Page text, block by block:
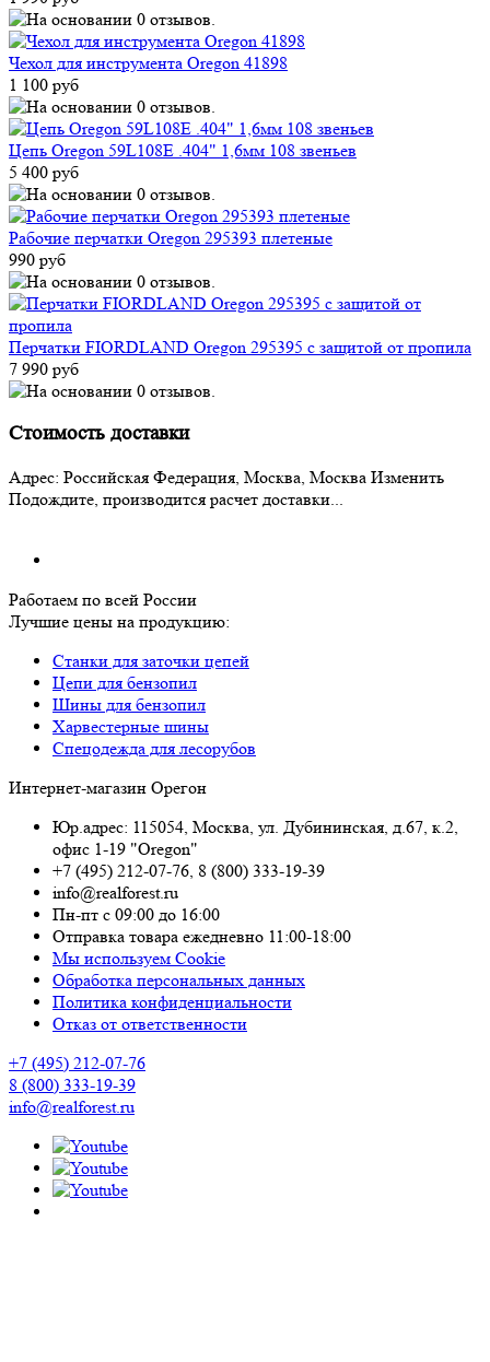
Чехол для инструмента Oregon 41898
1 100 руб
Цепь Oregon 59L108E .404" 1,6мм 108 звеньев
5 400 руб
Рабочие перчатки Oregon 295393 плетеные
990 руб
Перчатки FIORDLAND Oregon 295395 с защитой от пропила
7 990 руб
Стоимость доставки
Адрес: Российская Федерация, Москва, Москва Изменить
Подождите, производится расчет доставки...
Работаем по всей России
Лучшие цены на продукцию:
Станки для заточки цепей
Цепи для бензопил
Шины для бензопил
Харвестерные шины
Спецодежда для лесорубов
Интернет-магазин Орегон
Юр.адрес: 115054, Москва, ул. Дубининская, д.67, к.2,
офис 1-19 "Oregon"
+7 (495) 212-07-76, 8 (800) 333-19-39
info@realforest.ru
Пн-пт с 09:00 до 16:00
Отправка товара ежедневно 11:00-18:00
Мы используем Cookie
Обработка персональных данных
Политика конфиденциальности
Отказ от ответственности
+7 (495) 212-07-76
8 (800) 333-19-39
info@realforest.ru